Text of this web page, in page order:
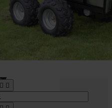
 